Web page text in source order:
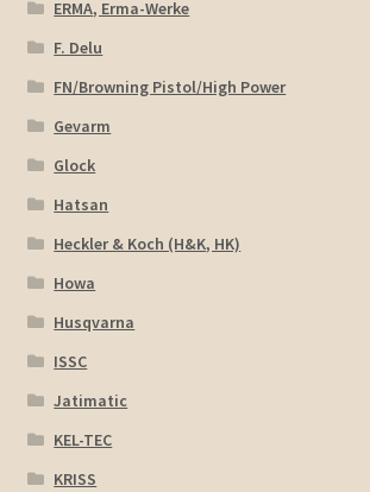
ERMA, Erma-Werke
F. Delu
FN/Browning Pistol/High Power
Gevarm
Glock
Hatsan
Heckler & Koch (H&K, HK)
Howa
Husqvarna
ISSC
Jatimatic
KEL-TEC
KRISS